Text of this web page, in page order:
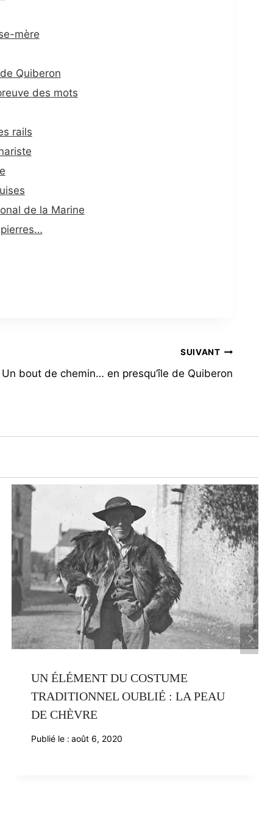
mère
Quiberon
des mots
rails
de la Marine
SUIVANT
Un bout de chemin… en presqu’île de Quiberon
UN ÉLÉMENT DU COSTUME
TRADITIONNEL OUBLIÉ : LA PEAU
DE CHÈVRE
Publié le : août 6, 2020